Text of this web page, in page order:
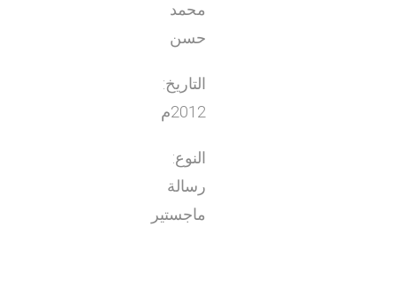
محمد
حسن
التاريخ:
2012م
النوع:
رسالة
ماجستير